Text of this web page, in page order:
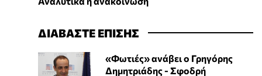
ΔΙΑΒΑΣΤΕ ΕΠΙΣΗΣ
«Φωτιές» ανάβει ο Γρηγόρης
Δημητριάδης - Σφοδρή